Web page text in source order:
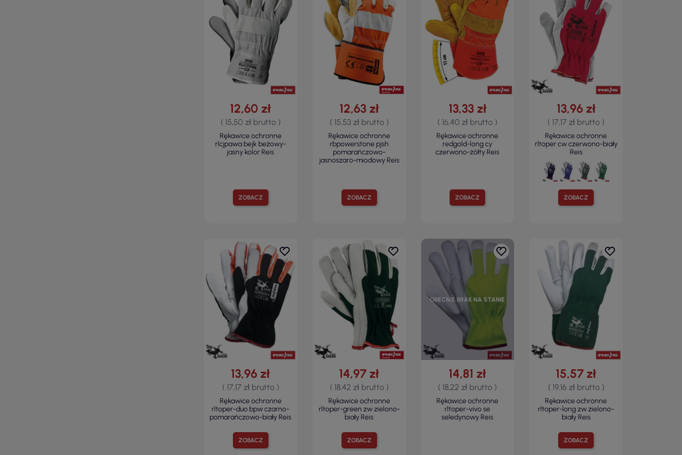
ZOBACZ
12,60 zł
( 15,50 zł brutto )
Rękawice ochronne
rlcjpawa bejk beżowy-
jasny kolor Reis
ZOBACZ
12,63 zł
( 15,53 zł brutto )
Rękawice ochronne
rbpowerstone pjsh
pomarańczowo-
jasnoszaro-miodowy Reis
ZOBACZ
13,33 zł
( 16,40 zł brutto )
Rękawice ochronne
redgold-long cy
czerwono-żółty Reis
ZOBACZ
13,96 zł
( 17,17 zł brutto )
Rękawice ochronne
rltoper cw czerwono-biały
Reis
ZOBACZ
13,96 zł
( 17,17 zł brutto )
Rękawice ochronne
rltoper-duo bpw czarno-
pomarańczowo-biały Reis
ZOBACZ
14,97 zł
( 18,42 zł brutto )
Rękawice ochronne
rltoper-green zw zielono-
biały Reis
OBECNIE BRAK NA STANIE
14,81 zł
( 18,22 zł brutto )
Rękawice ochronne
rltoper-vivo se
seledynowy Reis
ZOBACZ
15,57 zł
( 19,16 zł brutto )
Rękawice ochronne
rltoper-long zw zielono-
biały Reis